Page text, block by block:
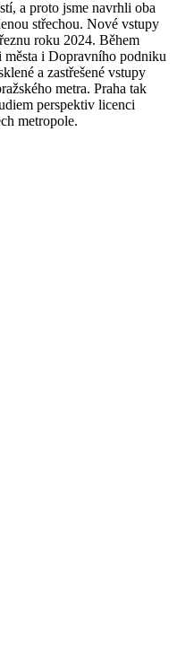
a proto jsme navrhli oba
střechou. Nové vstupy
roku 2024. Během
města i Dopravního podniku
a zastřešené vstupy
metra. Praha tak
perspektiv licenci
metropole.